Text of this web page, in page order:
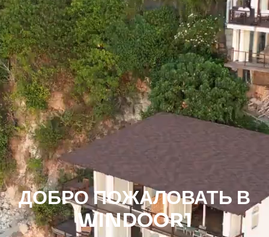
ДОБРО ПОЖАЛОВАТЬ В
WINDOOR1